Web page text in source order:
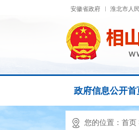
安徽省政府 淮北市人
政府信息公开首
您的位置： 首页